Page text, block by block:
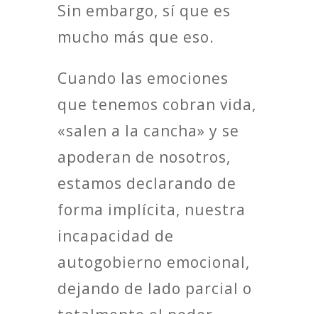
Sin embargo, sí que es
mucho más que eso.
Cuando las emociones
que tenemos cobran vida,
«salen a la cancha» y se
apoderan de nosotros,
estamos declarando de
forma implícita, nuestra
incapacidad de
autogobierno emocional,
dejando de lado parcial o